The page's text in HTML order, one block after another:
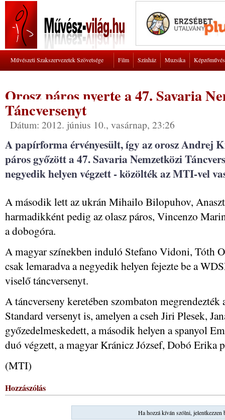
Művészeti Szakszervezetek Szövetsége Film Színház Muzsika
Orosz páros nyerte a 47. Savaria
Táncversenyt
Dátum: 2012. június 10., vasárnap, 23:26
A papírforma érvényesült, így az orosz Andrej
páros győzött a 47. Savaria Nemzetközi
negyedik helyen végzett - közölték az MTI-vel
A második lett az ukrán Mihailo Bilopuhov,
harmadikként pedig az olasz páros, Vincenzo
a dobogóra.
A magyar színekben induló Stefano Vidoni, Tóth
csak lemaradva a negyedik helyen fejezte be a
viselő táncversenyt.
A táncverseny keretében szombaton
Standard versenyt is, amelyen a cseh Jiri Plesek,
győzedelmeskedett, a második helyen a spanyol
duó végzett, a magyar Kránicz József, Dobó Erika
(MTI)
Hozzászólás
Ha hozzá kíván szólni, jelentkezzen